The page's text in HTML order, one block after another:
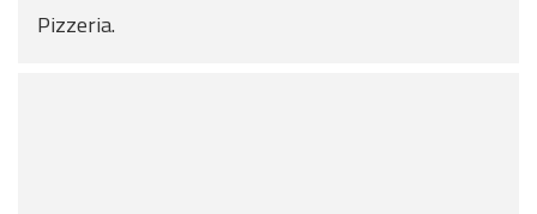
Pizzeria.